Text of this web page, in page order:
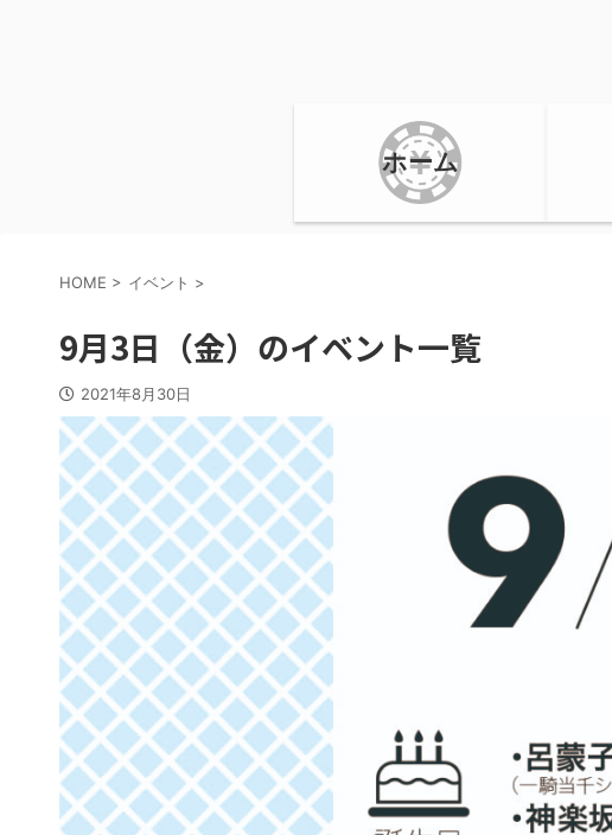
ホーム
HOME > イベント >
9月3日（金）のイベント一覧
2021年8月30日